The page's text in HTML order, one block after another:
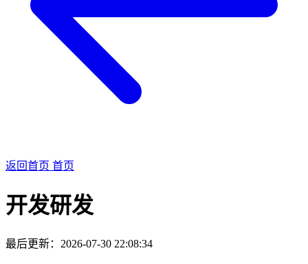
返回首页 首页
开发研发
最后更新：2026-07-30 22:08:34